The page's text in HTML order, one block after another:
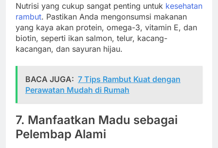
Nutrisi yang cukup sangat penting untuk kesehatan
rambut. Pastikan Anda mengonsumsi makanan
yang kaya akan protein, omega-3, vitamin E, dan
biotin, seperti ikan salmon, telur, kacang-
kacangan, dan sayuran hijau.
BACA JUGA: 7 Tips Rambut Kuat dengan
Perawatan Mudah di Rumah
7. Manfaatkan Madu sebagai
Pelembap Alami